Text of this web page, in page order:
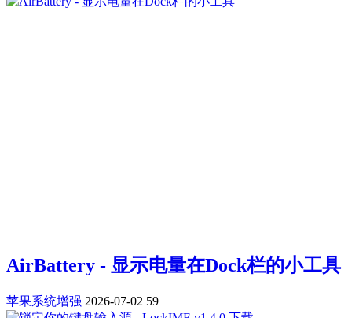
AirBattery - 显示电量在Dock栏的小工具
苹果系统增强 2026-07-02 59